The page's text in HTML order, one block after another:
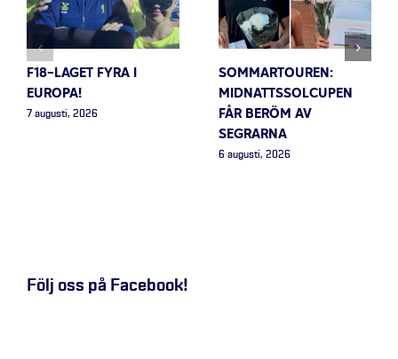
F18-LAGET FYRA I
EUROPA!
7 augusti, 2026
SOMMARTOUREN:
MIDNATTSSOLCUPEN
FÅR BERÖM AV
SEGRARNA
6 augusti, 2026
Följ oss på Facebook!